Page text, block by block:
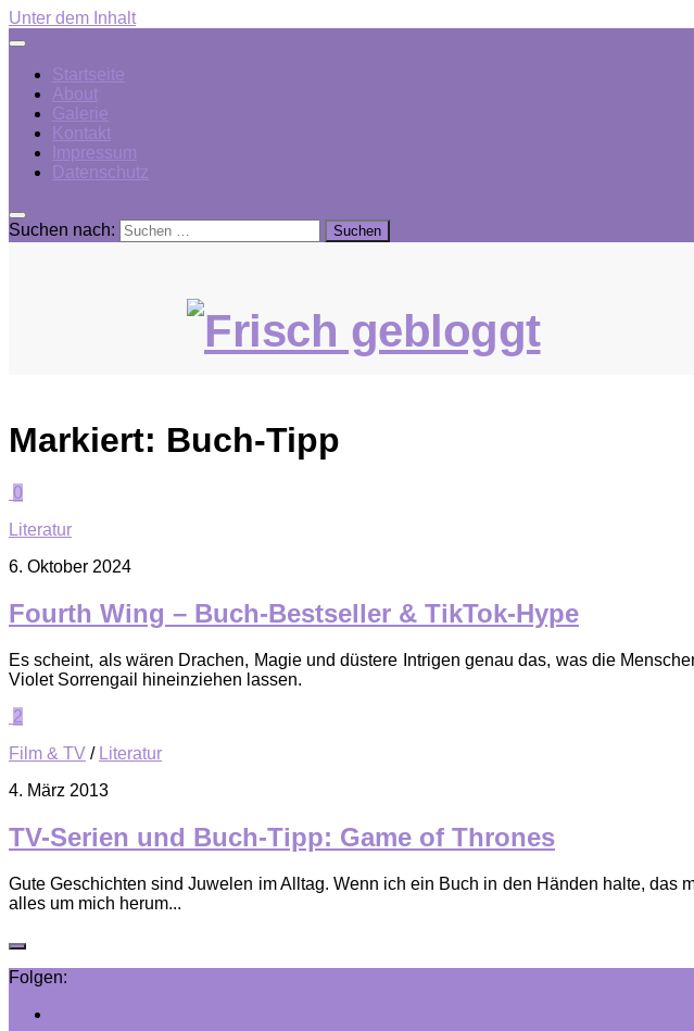
Unter dem Inhalt
Startseite
About
Galerie
Kontakt
Impressum
Datenschutz
Suchen nach:
Markiert: Buch-Tipp
0
Literatur
6. Oktober 2024
Fourth Wing – Buch-Bestseller & TikTok-Hype
Es scheint, als wären Drachen, Magie und düstere Intrigen genau das, was die
Violet Sorrengail hineinziehen lassen.
2
Film & TV / Literatur
4. März 2013
TV-Serien und Buch-Tipp: Game of Thrones
Gute Geschichten sind Juwelen im Alltag. Wenn ich ein Buch in den Händen halte, das
alles um mich herum...
Folgen: